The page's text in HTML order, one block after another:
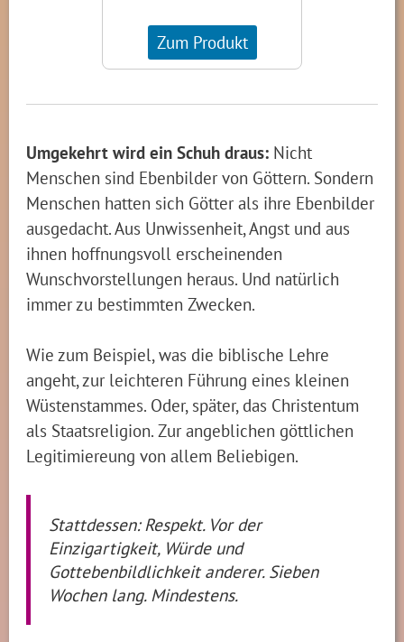
Zum Produkt
Umgekehrt wird ein Schuh draus: Nicht
Menschen sind Ebenbilder von Göttern. Sondern
Menschen hatten sich Götter als ihre Ebenbilder
ausgedacht. Aus Unwissenheit, Angst und aus
ihnen hoffnungsvoll erscheinenden
Wunschvorstellungen heraus. Und natürlich
immer zu bestimmten Zwecken.
Wie zum Beispiel, was die biblische Lehre
angeht, zur leichteren Führung eines kleinen
Wüstenstammes. Oder, später, das Christentum
als Staatsreligion. Zur angeblichen göttlichen
Legitimiereung von allem Beliebigen.
Stattdessen: Respekt. Vor der
Einzigartigkeit, Würde und
Gottebenbildlichkeit anderer. Sieben
Wochen lang. Mindestens.